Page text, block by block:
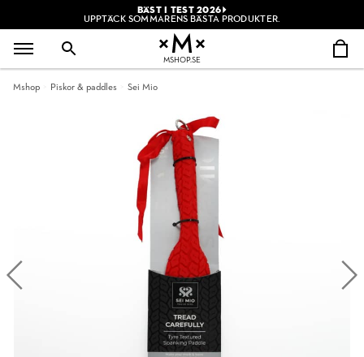
BÄST I TEST 2026
UPPTÄCK SOMMARENS BÄSTA PRODUKTER.
MSHOP.SE
Mshop Piskor & paddles Sei Mio